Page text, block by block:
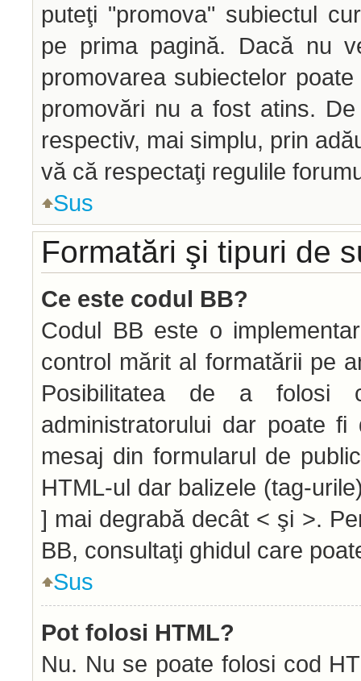
puteţi "promova" subiectul
pe prima pagină. Dacă nu
promovarea subiectelor
promovări nu a fost atins.
respectiv, mai simplu, prin
vă că respectaţi regulile
Sus
Formatări şi tipuri de
Ce este codul BB?
Codul BB este o
control mărit al formatării pe
Posibilitatea de a folosi
administratorului dar poate
mesaj din formularul de
HTML-ul dar balizele (tag-
] mai degrabă decât < şi >.
BB, consultaţi ghidul care
Sus
Pot folosi HTML?
Nu. Nu se poate folosi cod